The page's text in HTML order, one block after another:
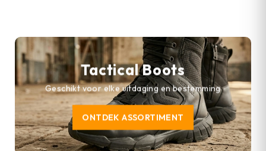
Tactical Boots
Geschikt voor elke uitdaging en bestemming
ONTDEK ASSORTIMENT